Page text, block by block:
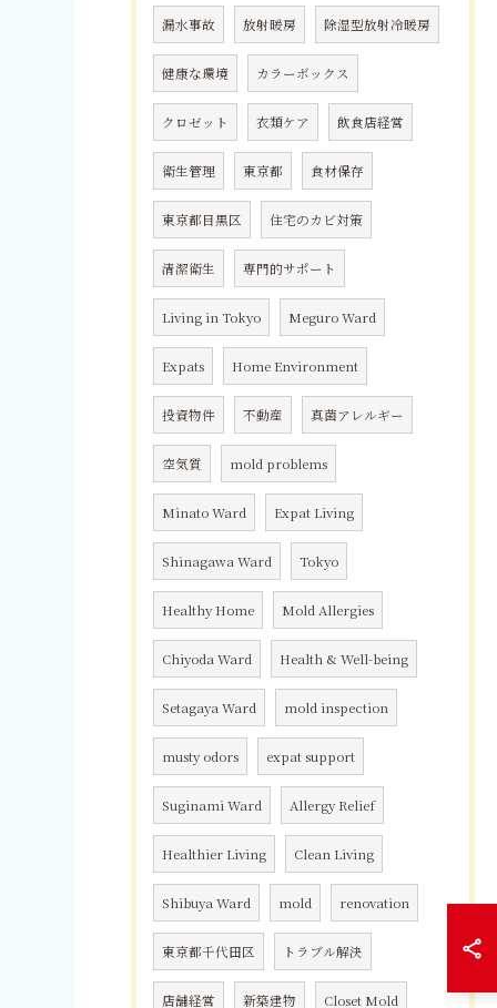
漏水事故 放射暖房 除湿型放射冷暖房
健康な環境 カラーボックス
クロゼット 衣類ケア 飲食店経営
衛生管理 東京都 食材保存
東京都目黒区 住宅のカビ対策
清潔衛生 専門的サポート
Living in Tokyo Meguro Ward
Expats Home Environment
投資物件 不動産 真菌アレルギー
空気質 mold problems
Minato Ward Expat Living
Shinagawa Ward Tokyo
Healthy Home Mold Allergies
Chiyoda Ward Health & Well-being
Setagaya Ward mold inspection
musty odors expat support
Suginami Ward Allergy Relief
Healthier Living Clean Living
Shibuya Ward mold renovation
東京都千代田区 トラブル解決
店舗経営 新築建物 Closet Mold